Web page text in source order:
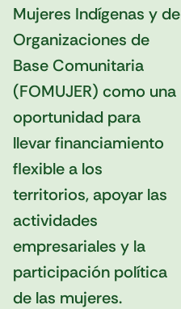
Mujeres Indígenas y de
Organizaciones de
Base Comunitaria
(FOMUJER) como una
oportunidad para
llevar financiamiento
flexible a los
territorios, apoyar las
actividades
empresariales y la
participación política
de las mujeres.